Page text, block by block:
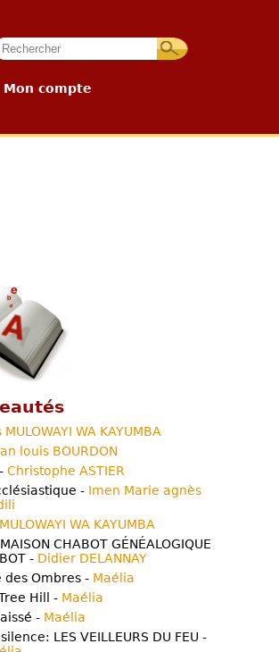
Mon compte
WA KAYUMBA
louis BOURDON
Christophe ASTIER
- Imen Marie agnès
WA KAYUMBA
CHABOT GÉNÉALOGIQUE
- Didier DELANNAY
des Ombres - Maélia
Hill - Maélia
- Maélia
LES VEILLEURS DU FEU -